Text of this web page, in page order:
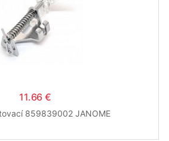
11.66 €
859839002 JANOME